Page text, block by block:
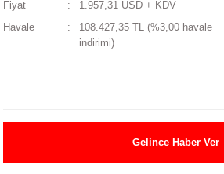
Fiyat
1.957,31 USD + KDV
Havale
108.427,35 TL (%3,00 havale
indirimi)
Gelince Haber Ver